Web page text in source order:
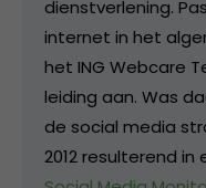
dienstverlening.
internet in het
het ING Webcare
leiding aan. Was
de social media
2012 resulterend in